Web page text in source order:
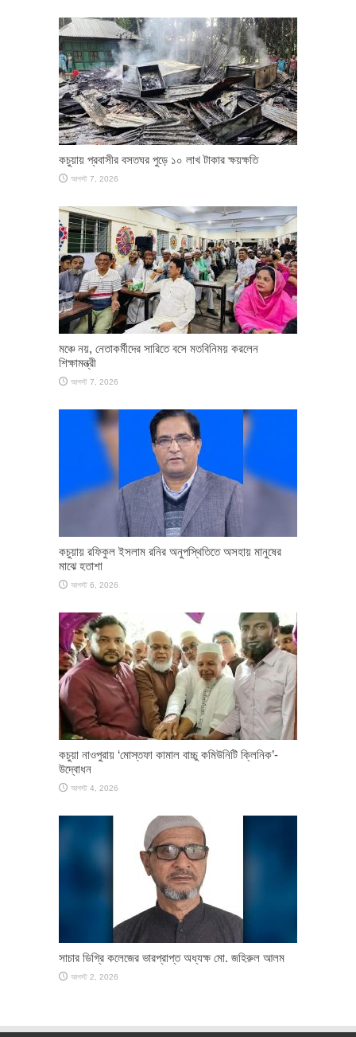
কচুয়ায় প্রবাসীর বসতঘর পুড়ে ১০ লাখ টাকার ক্ষয়ক্ষতি
আগস্ট 7, 2026
মঞ্চে নয়, নেতাকর্মীদের সারিতে বসে মতবিনিময় করলেন
শিক্ষামন্ত্রী
আগস্ট 7, 2026
কচুয়ায় রফিকুল ইসলাম রনির অনুপস্থিতিতে অসহায় মানুষের
মাঝে হতাশা
আগস্ট 6, 2026
কচুয়া নাওপুরায় ‘মোস্তফা কামাল বাচ্চু কমিউনিটি ক্লিনিক’-
উদ্বোধন
আগস্ট 4, 2026
সাচার ডিগ্রি কলেজের ভারপ্রাপ্ত অধ্যক্ষ মো. জহিরুল আলম
আগস্ট 2, 2026